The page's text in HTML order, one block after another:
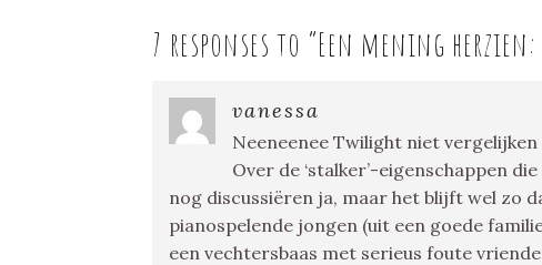
7 responses to “Een mening herzien:
vanessa
Neeneenee Twilight niet
Over de ‘stalker’-eigenschappen
nog discussiëren ja, maar het blijft wel zo
pianospelende jongen (uit een goede
een vechtersbaas met serieus foute